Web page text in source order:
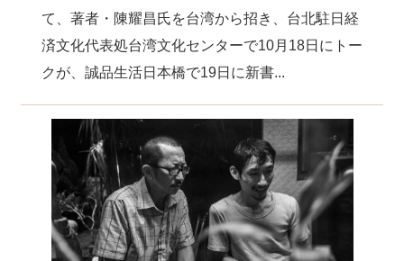
て、著者・陳耀昌氏を台湾から招き、台北駐日経
済文化代表処台湾文化センターで10月18日にトー
クが、誠品生活日本橋で19日に新書...